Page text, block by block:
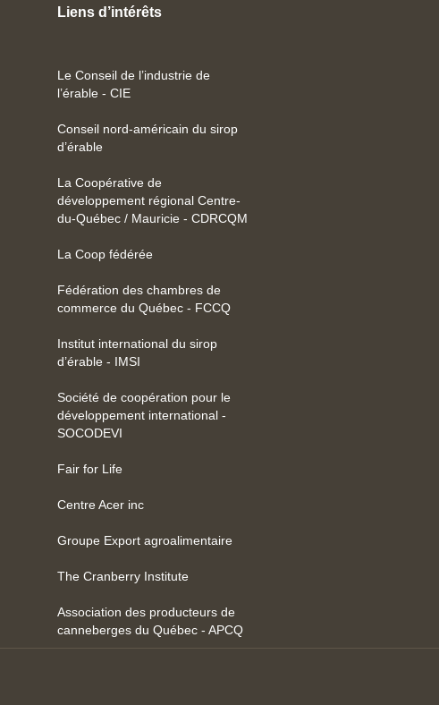
Liens d’intérêts
Le Conseil de l’industrie de
l’érable - CIE
Conseil nord-américain du sirop
d’érable
La Coopérative de
développement régional Centre-
du-Québec / Mauricie - CDRCQM
La Coop fédérée
Fédération des chambres de
commerce du Québec - FCCQ
Institut international du sirop
d’érable - IMSI
Société de coopération pour le
développement international -
SOCODEVI
Fair for Life
Centre Acer inc
Groupe Export agroalimentaire
The Cranberry Institute
Association des producteurs de
canneberges du Québec - APCQ